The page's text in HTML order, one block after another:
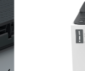
Especificaciones
Accesorios